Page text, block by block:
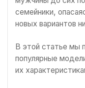
семейники,
новых вариантов
В этой статье мы
популярные
их